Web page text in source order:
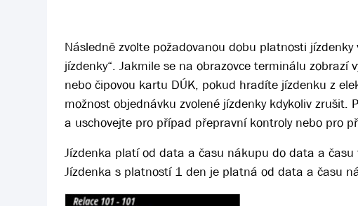
Následně zvolte požadovanou dobu platnosti
jízdenky“. Jakmile se na obrazovce terminálu
nebo čipovou kartu DÚK, pokud hradíte jízdenku z
možnost objednávku zvolené jízdenky kdykoliv
a uschovejte pro případ přepravní kontroly nebo pro
Jízdenka platí od data a času nákupu do data a
Jízdenka s platností 1 den je platná od data a času